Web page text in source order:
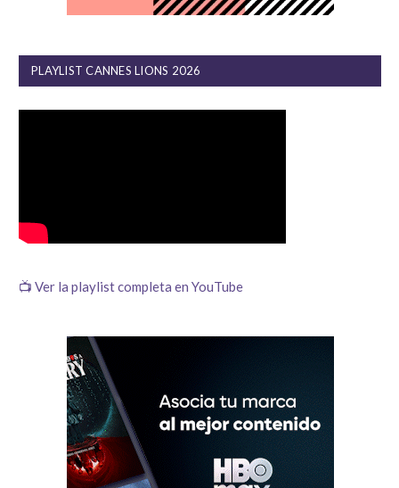
PLAYLIST CANNES LIONS 2026
📺 Ver la playlist completa en YouTube